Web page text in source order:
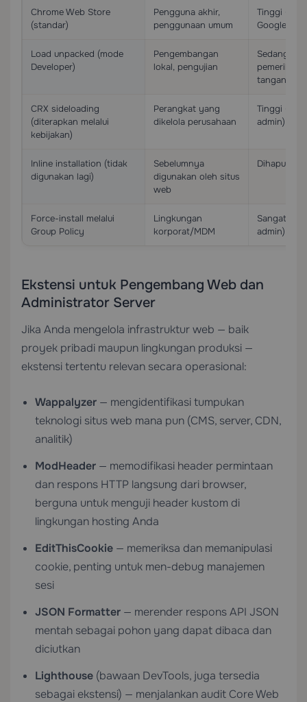
Chrome Web Store
(standar)
Pengguna akhir,
penggunaan umum
Tinggi
Google)
Load unpacked (mode
Developer)
Pengembangan
lokal, pengujian
Sedang
tangan)
CRX sideloading
(diterapkan melalui
kebijakan)
Perangkat yang
dikelola perusahaan
Tinggi
admin)
Inline installation (tidak
digunakan lagi)
Sebelumnya
digunakan oleh situs
web
Dihapus di
Force-install melalui
Group Policy
Lingkungan
korporat/MDM
Sangat
admin)
Ekstensi untuk Pengembang Web dan
Administrator Server
Jika Anda mengelola infrastruktur web — baik
proyek pribadi maupun lingkungan produksi —
ekstensi tertentu relevan secara operasional:
Wappalyzer — mengidentifikasi tumpukan
teknologi situs web mana pun (CMS, server, CDN,
analitik)
ModHeader — memodifikasi header permintaan
dan respons HTTP langsung dari browser,
berguna untuk menguji header kustom di
lingkungan hosting Anda
EditThisCookie — memeriksa dan memanipulasi
cookie, penting untuk men-debug manajemen
sesi
JSON Formatter — merender respons API JSON
mentah sebagai pohon yang dapat dibaca dan
diciutkan
Lighthouse (bawaan DevTools, juga tersedia
sebagai ekstensi) — menjalankan audit Core Web